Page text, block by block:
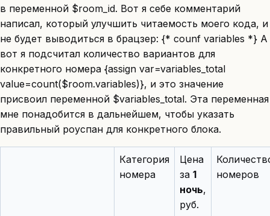
в переменной $room_id. Вот я себе комментарий
написал, который улучшить читаемость моего кода, и
не будет выводиться в брацзер: {* counf variables *} А
вот я подсчитал количество вариантов для
конкретного номера {assign var=variables_total
value=count($room.variables)}, и это значение
присвоил переменной $variables_total. Эта переменная
мне понадобится в дальнейшем, чтобы указать
правильный роуспан для конкретного блока.
Категория
номера
Цена
за 1
ночь,
руб.
номеров